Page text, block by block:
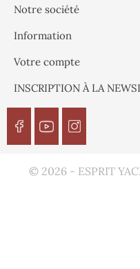
Notre société
Information
Votre compte
INSCRIPTION À LA
© 2026 - ESPRIT